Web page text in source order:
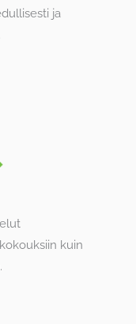
ja
kuin